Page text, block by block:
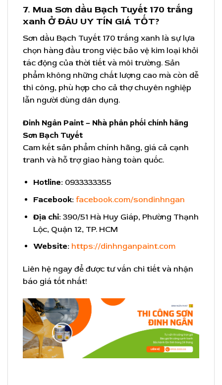
7. Mua Sơn dầu Bạch Tuyết 170 trắng
xanh Ở ĐÂU UY TÍN GIÁ TỐT?
Sơn dầu Bạch Tuyết 170 trắng xanh là sự lựa
chọn hàng đầu trong việc bảo vệ kim loại khỏi
tác động của thời tiết và môi trường. Sản
phẩm không những chất lượng cao mà còn dễ
thi công, phù hợp cho cả thợ chuyên nghiệp
lẫn người dùng dân dụng.
Đinh Ngân Paint – Nhà phân phối chính hãng
Sơn Bạch Tuyết
Cam kết sản phẩm chính hãng, giá cả cạnh
tranh và hỗ trợ giao hàng toàn quốc.
Hotline:0933333355
Facebook: facebook.com/sondinhngan
Địa chỉ:390/51 Hà Huy Giáp, Phường Thạnh
Lộc, Quận 12, TP. HCM
Website: https://dinhnganpaint.com
Liên hệ ngay để được tư vấn chi tiết và nhận
báo giá tốt nhất!